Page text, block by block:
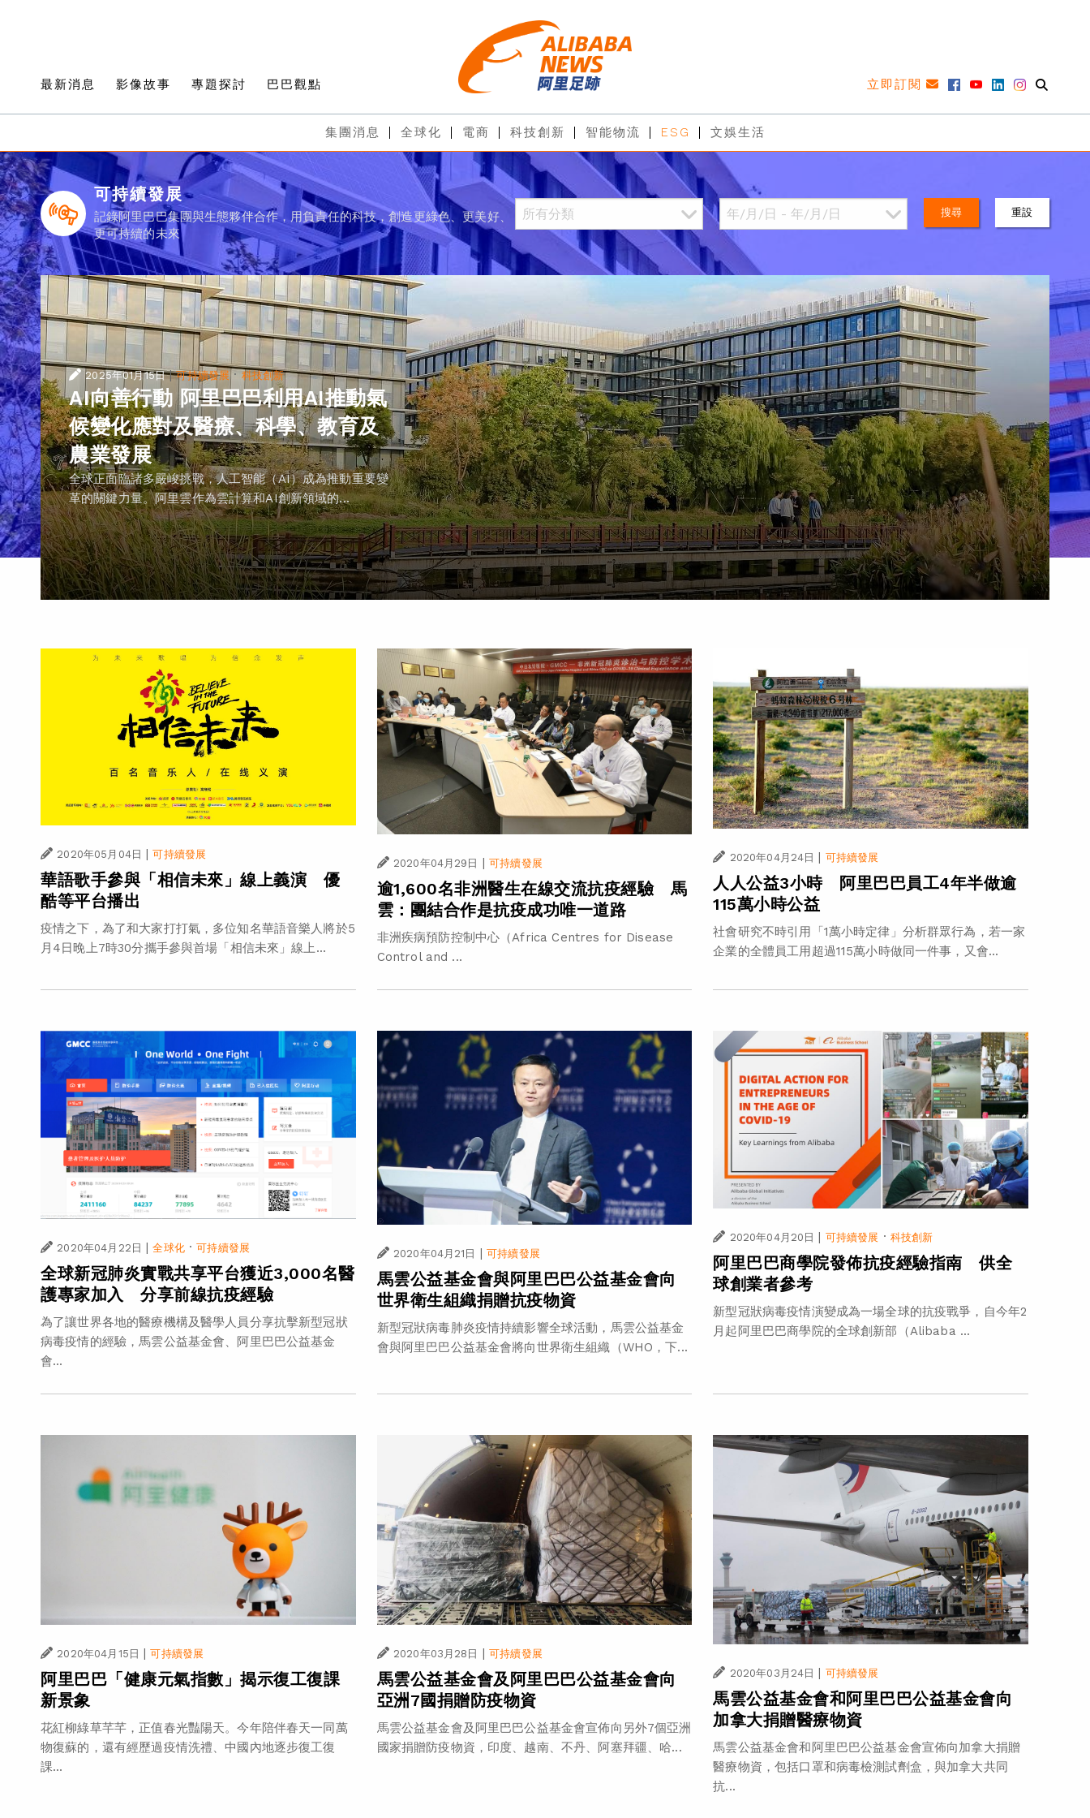
最新消息 影像故事 專題探討 巴巴觀點 立即訂閱
集團消息 全球化 電商 科技創新 智能物流 ESG 文娛生活
可持續發展
記錄阿里巴巴集團與生態夥伴合作，用負責任的科技，創造更綠色、更美好、
更可持續的未來
搜尋 重設
2025年01月15日 |可持續發展· 科技創新
AI向善行動 阿里巴巴利用AI推動氣
候變化應對及醫療、科學、教育及
農業發展
全球正面臨諸多嚴峻挑戰，人工智能（AI）成為推動重要變
革的關鍵力量。阿里雲作為雲計算和AI創新領域的...
2020年05月04日 可持續發展
華語歌手參與「相信未來」線上義演 優
酷等平台播出
疫情之下，為了和大家打打氣，多位知名華語音樂人將於5
月4日晚上7時30分攜手參與首場「相信未來」線上...
2020年04月29日 | 可持續發展
逾1,600名非洲醫生在線交流抗疫經驗 馬
雲：團結合作是抗疫成功唯一道路
非洲疾病預防控制中心（Africa Centres for Disease
Control and ...
2020年04月24日 | 可持續發展
人人公益3小時 阿里巴巴員工4年半做逾
115萬小時公益
社會研究不時引用「1萬小時定律」分析群眾行為，若一家
企業的全體員工用超過115萬小時做同一件事，又會...
2020年04月22日 | 全球化·可持續發展
全球新冠肺炎實戰共享平台獲近3,000名醫
護專家加入 分享前線抗疫經驗
為了讓世界各地的醫療機構及醫學人員分享抗擊新型冠狀
病毒疫情的經驗，馬雲公益基金會、阿里巴巴公益基金
會...
2020年04月21日 可持續發展
馬雲公益基金會與阿里巴巴公益基金會向
世界衛生組織捐贈抗疫物資
新型冠狀病毒肺炎疫情持續影響全球活動，馬雲公益基金
會與阿里巴巴公益基金會將向世界衛生組織（WHO，下...
2020年04月20日 | 可持續發展 · 科技創新
阿里巴巴商學院發佈抗疫經驗指南 供全
球創業者參考
新型冠狀病毒疫情演變成為一場全球的抗疫戰爭，自今年2
月起阿里巴巴商學院的全球創新部（Alibaba ...
2020年04月15日 | 可持續發展
阿里巴巴「健康元氣指數」揭示復工復課
新景象
花紅柳綠草芊芊，正值春光豔陽天。今年陪伴春天一同萬
物復蘇的，還有經歷過疫情洗禮、中國內地逐步復工復
課...
2020年03月28日 | 可持續發展
馬雲公益基金會及阿里巴巴公益基金會向
亞洲7國捐贈防疫物資
馬雲公益基金會及阿里巴巴公益基金會宣佈向另外7個亞洲
國家捐贈防疫物資，印度、越南、不丹、阿塞拜疆、哈...
2020年03月24日 可持續發展
馬雲公益基金會和阿里巴巴公益基金會向
加拿大捐贈醫療物資
馬雲公益基金會和阿里巴巴公益基金會宣佈向加拿大捐贈
醫療物資，包括口罩和病毒檢測試劑盒，與加拿大共同
抗...